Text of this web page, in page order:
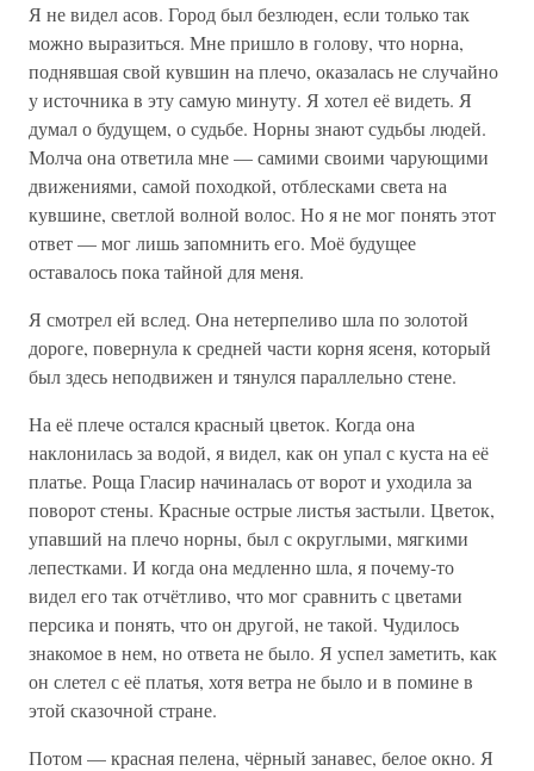
Я не видел асов. Город был безлюден, если только так
можно выразиться. Мне пришло в голову, что норна,
поднявшая свой кувшин на плечо, оказалась не случайно
у источника в эту самую минуту. Я хотел её видеть. Я
думал о будущем, о судьбе. Норны знают судьбы людей.
Молча она ответила мне — самими своими чарующими
движениями, самой походкой, отблесками света на
кувшине, светлой волной волос. Но я не мог понять этот
ответ — мог лишь запомнить его. Моё будущее
оставалось пока тайной для меня.
Я смотрел ей вслед. Она нетерпеливо шла по золотой
дороге, повернула к средней части корня ясеня, который
был здесь неподвижен и тянулся параллельно стене.
На её плече остался красный цветок. Когда она
наклонилась за водой, я видел, как он упал с куста на её
платье. Роща Гласир начиналась от ворот и уходила за
поворот стены. Красные острые листья застыли. Цветок,
упавший на плечо норны, был с округлыми, мягкими
лепестками. И когда она медленно шла, я почему-то
видел его так отчётливо, что мог сравнить с цветами
персика и понять, что он другой, не такой. Чудилось
знакомое в нем, но ответа не было. Я успел заметить, как
он слетел с её платья, хотя ветра не было и в помине в
этой сказочной стране.
Потом — красная пелена, чёрный занавес, белое окно. Я